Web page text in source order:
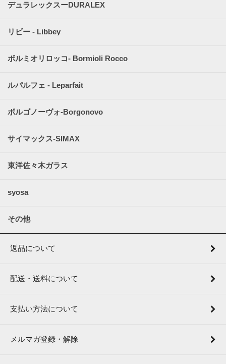
デュラレックスーDURALEX
リビー - Libbey
ボルミオリロッコ- Bormioli Rocco
ルパルフェ - Leparfait
ボルゴノーヴォ-Borgonovo
サイマックス-SIMAX
東洋佐々木ガラス
syosa
その他
返品について
配送・送料について
支払い方法について
メルマガ登録・解除